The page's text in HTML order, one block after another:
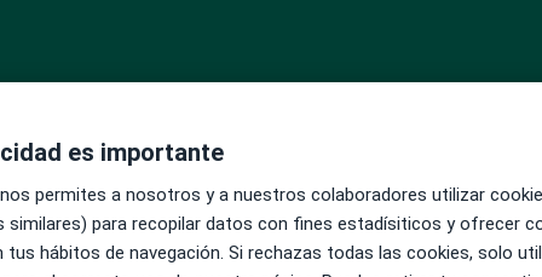
La reserva de cita online no está
Pedir una cita
es importante
permites a nosotros y a nuestros colaboradores utilizar
similares) para recopilar datos con fines estadísiticos y ofrecer
tus hábitos de navegación. Si rechazas todas las cookies, solo